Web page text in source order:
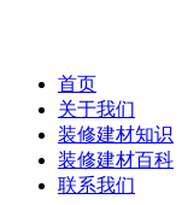
首页
关于我们
装修建材知识
装修建材百科
联系我们